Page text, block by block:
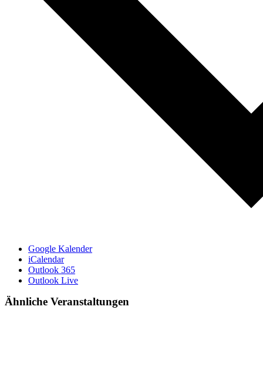
Google Kalender
iCalendar
Outlook 365
Outlook Live
Ähnliche Veranstaltungen